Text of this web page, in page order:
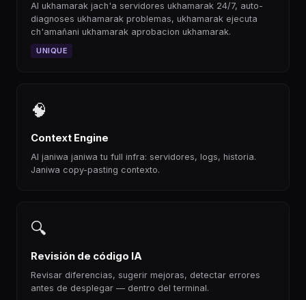
AI ukhamarak jach'a servidores ukhamarak 24/7, auto-
diagnoses ukhamarak problemas, ukhamarak ejecuta
ch'amañani ukhamarak aprobacion ukhamarak.
UNIQUE
🧠
Context Engine
AI janiwa janiwa tu full infra: servidores, logs, historia.
Janiwa copy-pasting contexto.
🔍
Revisión de código IA
Revisar diferencias, sugerir mejoras, detectar errores
antes de desplegar — dentro del terminal.